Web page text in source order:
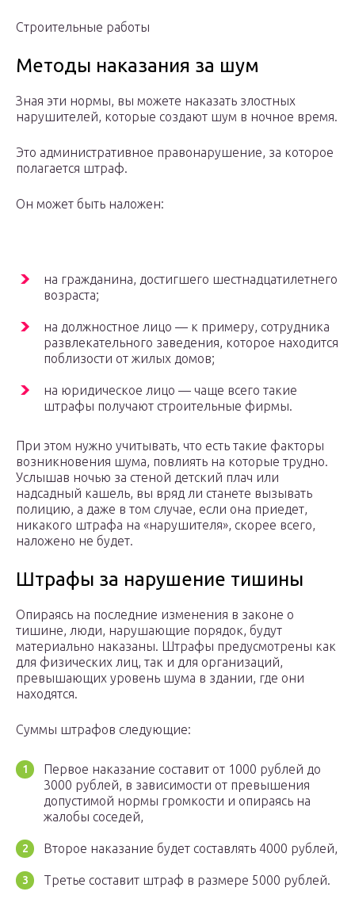
Строительные работы
Методы наказания за шум
Зная эти нормы, вы можете наказать злостных
нарушителей, которые создают шум в ночное время.
Это административное правонарушение, за которое
полагается штраф.
Он может быть наложен:
на гражданина, достигшего шестнадцатилетнего
возраста;
на должностное лицо — к примеру, сотрудника
развлекательного заведения, которое находится
поблизости от жилых домов;
на юридическое лицо — чаще всего такие
штрафы получают строительные фирмы.
При этом нужно учитывать, что есть такие факторы
возникновения шума, повлиять на которые трудно.
Услышав ночью за стеной детский плач или
надсадный кашель, вы вряд ли станете вызывать
полицию, а даже в том случае, если она приедет,
никакого штрафа на «нарушителя», скорее всего,
наложено не будет.
Штрафы за нарушение тишины
Опираясь на последние изменения в законе о
тишине, люди, нарушающие порядок, будут
материально наказаны. Штрафы предусмотрены как
для физических лиц, так и для организаций,
превышающих уровень шума в здании, где они
находятся.
Суммы штрафов следующие:
Первое наказание составит от 1000 рублей до
3000 рублей, в зависимости от превышения
допустимой нормы громкости и опираясь на
жалобы соседей,
Второе наказание будет составлять 4000 рублей,
Третье составит штраф в размере 5000 рублей.